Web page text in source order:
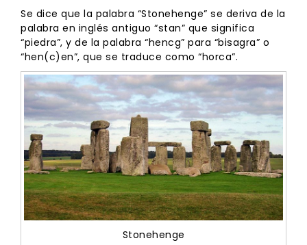
Se dice que la palabra “Stonehenge” se deriva de la
palabra en inglés antiguo “stan” que significa
“piedra”, y de la palabra “hencg” para “bisagra” o
“hen(c)en”, que se traduce como “horca”.
Stonehenge